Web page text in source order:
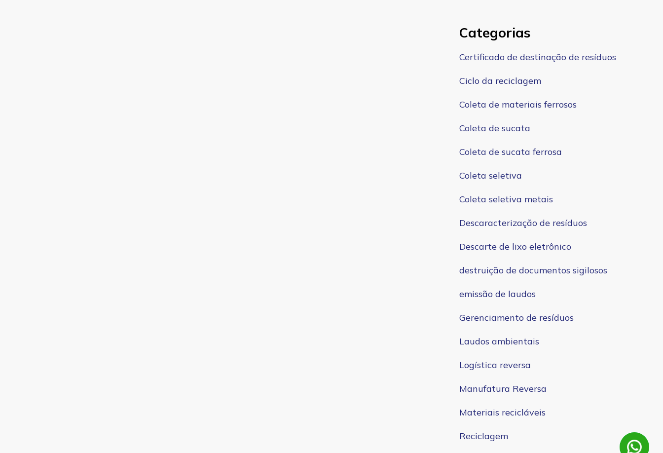
Categorias
Certificado de destinação de resíduos
Ciclo da reciclagem
Coleta de materiais ferrosos
Coleta de sucata
Coleta de sucata ferrosa
Coleta seletiva
Coleta seletiva metais
Descaracterização de resíduos
Descarte de lixo eletrônico
destruição de documentos sigilosos
emissão de laudos
Gerenciamento de resíduos
Laudos ambientais
Logística reversa
Manufatura Reversa
Materiais recicláveis
Reciclagem